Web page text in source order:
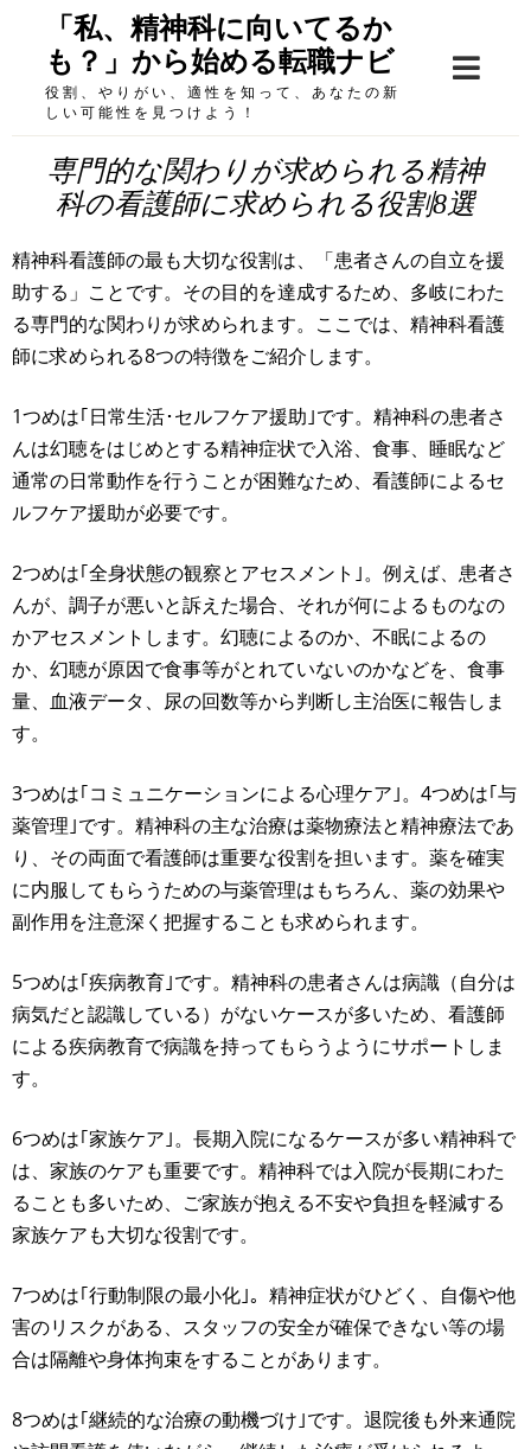
content
「私、精神科に向いてるか
も？」から始める転職ナビ
役割、やりがい、適性を知って、あなたの新
しい可能性を見つけよう！
専門的な関わりが求められる精神
科の看護師に求められる役割8選
精神科看護師の最も大切な役割は、「患者さんの自立を援
助する」ことです。その目的を達成するため、多岐にわた
る専門的な関わりが求められます。ここでは、精神科看護
師に求められる8つの特徴をご紹介します。
1つめは｢日常生活･セルフケア援助｣です。精神科の患者さ
んは幻聴をはじめとする精神症状で入浴、食事、睡眠など
通常の日常動作を行うことが困難なため、看護師によるセ
ルフケア援助が必要です。
2つめは｢全身状態の観察とアセスメント｣。例えば、患者さ
んが、調子が悪いと訴えた場合、それが何によるものなの
かアセスメントします。幻聴によるのか、不眠によるの
か、幻聴が原因で食事等がとれていないのかなどを、食事
量、血液データ、尿の回数等から判断し主治医に報告しま
す。
3つめは｢コミュニケーションによる心理ケア｣。4つめは｢与
薬管理｣です。精神科の主な治療は薬物療法と精神療法であ
り、その両面で看護師は重要な役割を担います。薬を確実
に内服してもらうための与薬管理はもちろん、薬の効果や
副作用を注意深く把握することも求められます。
5つめは｢疾病教育｣です。精神科の患者さんは病識（自分は
病気だと認識している）がないケースが多いため、看護師
による疾病教育で病識を持ってもらうようにサポートしま
す。
6つめは｢家族ケア｣。長期入院になるケースが多い精神科で
は、家族のケアも重要です。精神科では入院が長期にわた
ることも多いため、ご家族が抱える不安や負担を軽減する
家族ケアも大切な役割です。
7つめは｢行動制限の最小化｣。精神症状がひどく、自傷や他
害のリスクがある、スタッフの安全が確保できない等の場
合は隔離や身体拘束をすることがあります。
8つめは｢継続的な治療の動機づけ｣です。退院後も外来通院